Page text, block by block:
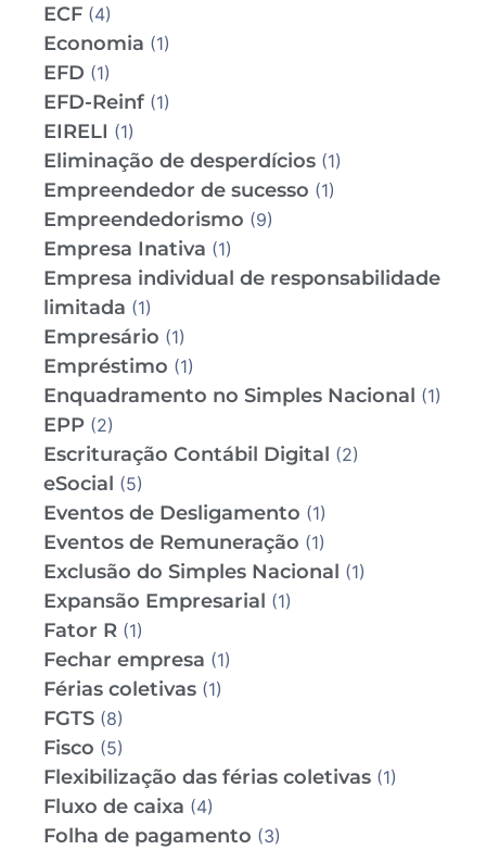
ECF (4)
Economia (1)
EFD (1)
EFD-Reinf (1)
EIRELI (1)
Eliminação de desperdícios (1)
Empreendedor de sucesso (1)
Empreendedorismo (9)
Empresa Inativa (1)
Empresa individual de responsabilidade
limitada (1)
Empresário (1)
Empréstimo (1)
Enquadramento no Simples Nacional (1)
EPP (2)
Escrituração Contábil Digital (2)
eSocial (5)
Eventos de Desligamento (1)
Eventos de Remuneração (1)
Exclusão do Simples Nacional (1)
Expansão Empresarial (1)
Fator R (1)
Fechar empresa (1)
Férias coletivas (1)
FGTS (8)
Fisco (5)
Flexibilização das férias coletivas (1)
Fluxo de caixa (4)
Folha de pagamento (3)